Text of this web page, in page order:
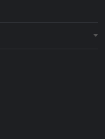
Key?
CD Key?